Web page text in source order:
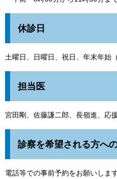
休診日
土曜日、日曜日、祝日、年末年始
担当医
宮田剛、佐藤謙二郎、長嶺進、応
診察を希望される方へ
電話等での事前予約をお願いします